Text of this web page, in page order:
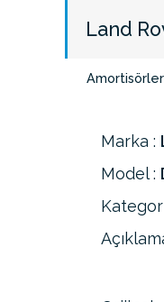
Land
Amortisörler
Marka :
Model :